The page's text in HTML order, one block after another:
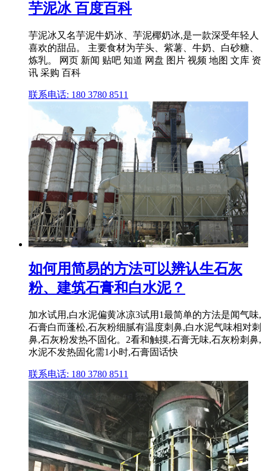
芋泥冰 百度百科
芋泥冰又名芋泥牛奶冰、芋泥椰奶冰,是一款深受年轻人
喜欢的甜品。 主要食材为芋头、紫薯、牛奶、白砂糖、
炼乳。 网页 新闻 贴吧 知道 网盘 图片 视频 地图 文库 资
讯 采购 百科
联系电话: 180 3780 8511
如何用简易的方法可以辨认生石灰
粉、建筑石膏和白水泥？
加水试用,白水泥偏黄冰凉3试用1最简单的方法是闻气味,
石膏白而蓬松,石灰粉细腻有温度刺鼻,白水泥气味相对刺
鼻,石灰粉发热不固化。2看和触摸,石膏无味,石灰粉刺鼻,
水泥不发热固化需1小时,石膏固话快
联系电话: 180 3780 8511